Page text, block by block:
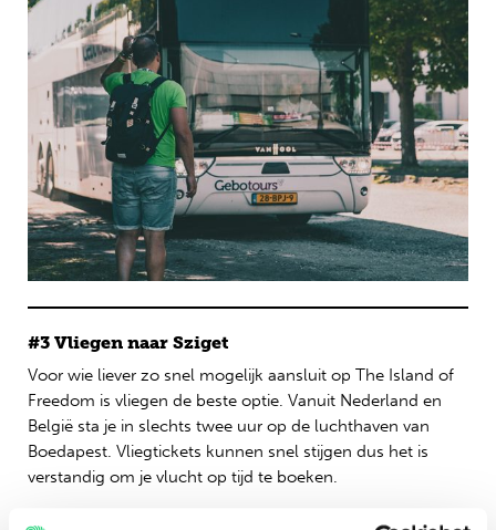
#3 Vliegen naar Sziget
Voor wie liever zo snel mogelijk aansluit op The Island of
Freedom is vliegen de beste optie. Vanuit Nederland en
België sta je in slechts twee uur op de luchthaven van
Boedapest. Vliegtickets kunnen snel stijgen dus het is
verstandig om je vlucht op tijd te boeken.